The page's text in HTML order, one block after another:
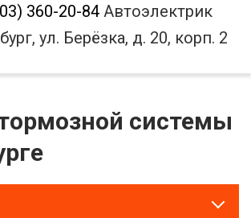
360-20-84 Автоэлектрик
ул. Берёзка, д. 20, корп. 2
системы